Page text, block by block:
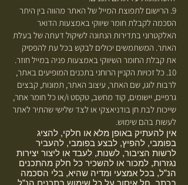
9. הרישום לתפוצת המייל של האתר מהווה בין היתר
הסכמה לקבלת חומר שיווקי באמצעות הדואר
האלקטרוני בתדירות הנתונה לשיקול דעתה של בעלת
האתר. המשתמשים יכולים לבקש בכל עת להפסיק
את קבלת החומר השיווקי באמצעות פניה במייל חוזר.
10. כל זכויות הקניין הרוחני בתכנים המופיעים באתר,
לרבות לוגו, שם האתר, עיצוב האתר, תמונות, קבצים
גרפיים, יישומים, קוד מחשב, טקסט ו/או כל חומר אחר,
שייכות לבת חן בודניאצקי או לצד שלישי שהתיר לאתר
לעשות בהם שימוש.
אין להעתיק באופן מלא או חלקי, להציג
בפומבי, להפיץ, לבצע בפומבי, להעביר
לרשות הציבור, לשנות, לעבד או ליצור יצירות
נגזרות, למכור או להשכיר כל חלק מהתכנים
הנ”ל, בכל אמצעי ומדיה שהיא, בלי הסכמה
בכתב. חל איסור על כל שימוש בתכנים הנ”ל